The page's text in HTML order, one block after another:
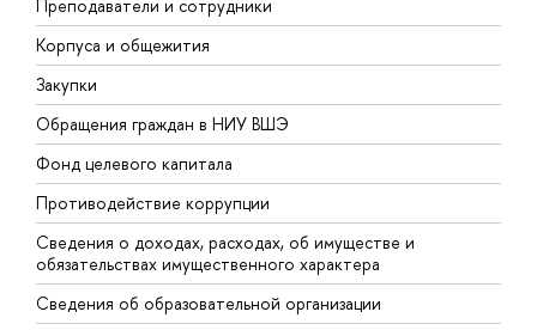
Преподаватели и сотрудники
Корпуса и общежития
Закупки
Обращения граждан в НИУ ВШЭ
Фонд целевого капитала
Противодействие коррупции
Сведения о доходах, расходах, об имуществе и
обязательствах имущественного характера
Сведения об образовательной организации